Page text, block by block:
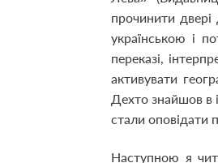
прочинити
українською і
переказі,
активувати
Дехто знайшов в
стали оповідати
Наступною я